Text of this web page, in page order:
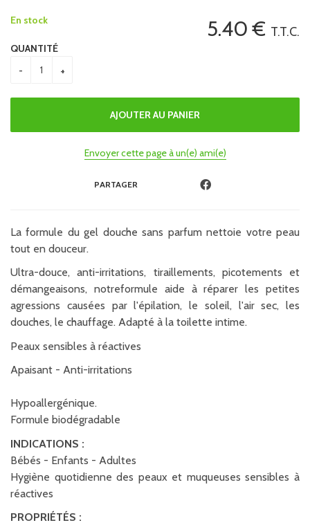
5.40€ T.T.C.
En stock
QUANTITÉ
Envoyer cette page à un(e) ami(e)
PARTAGER
La formule du gel douche sans parfum nettoie votre peau
tout en douceur.
Ultra-douce, anti-irritations, tiraillements, picotements et
démangeaisons, notreformule aide à réparer les petites
agressions causées par l'épilation, le soleil, l'air sec, les
douches, le chauffage. Adapté à la toilette intime.
Peaux sensibles à réactives
Apaisant - Anti-irritations
Hypoallergénique.
Formule biodégradable
INDICATIONS :
Bébés - Enfants - Adultes
Hygiène quotidienne des peaux et muqueuses sensibles à
réactives
PROPRIÉTÉS :